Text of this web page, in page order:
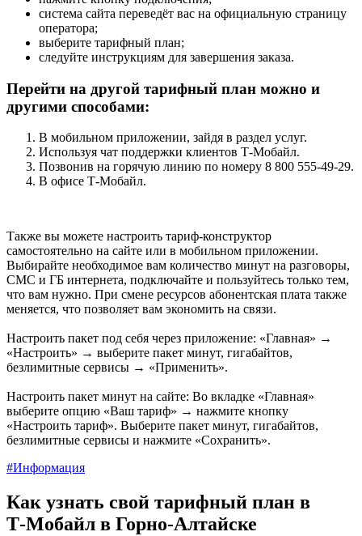
система сайта переведёт вас на официальную страницу
оператора;
выберите тарифный план;
следуйте инструкциям для завершения заказа.
Перейти на другой тарифный план можно и
другими способами:
В мобильном приложении, зайдя в раздел услуг.
Используя чат поддержки клиентов Т-Мобайл.
Позвонив на горячую линию по номеру 8 800 555‑49‑29.
В офисе Т-Мобайл.
Также вы можете настроить тариф-конструктор
самостоятельно на сайте или в мобильном приложении.
Выбирайте необходимое вам количество минут на разговоры,
СМС и ГБ интернета, подключайте и пользуйтесь только тем,
что вам нужно. При смене ресурсов абонентская плата также
меняется, что позволяет вам экономить на связи.
Настроить пакет под себя через приложение: «Главная» →
«Настроить» → выберите пакет минут, гигабайтов,
безлимитные сервисы → «Применить».
Настроить пакет минут на сайте: Во вкладке «Главная»
выберите опцию «Ваш тариф» → нажмите кнопку
«Настроить тариф». Выберите пакет минут, гигабайтов,
безлимитные сервисы и нажмите «Сохранить».
#Информация
Как узнать свой тарифный план в
Т‑Мобайл в Горно-Алтайске